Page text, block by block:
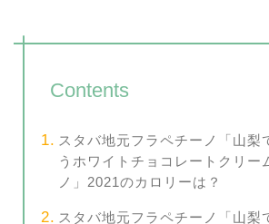
Contents
スタバ地元フラペチーノ「山梨
うホワイトチョコレートクリー
ノ」2021のカロリーは？
スタバ地元フラペチーノ「山梨